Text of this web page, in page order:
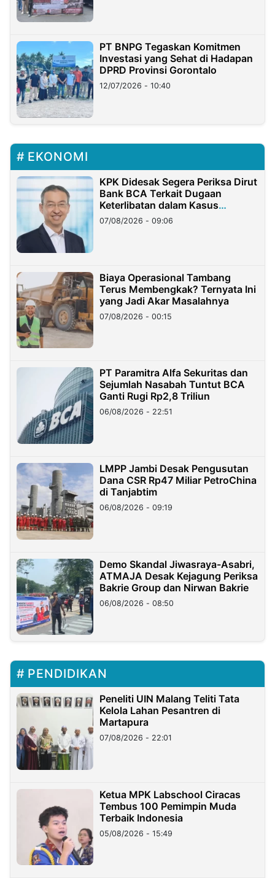
PT BNPG Tegaskan Komitmen
Investasi yang Sehat di Hadapan
DPRD Provinsi Gorontalo
12/07/2026 - 10:40
EKONOMI
KPK Didesak Segera Periksa Dirut
Bank BCA Terkait Dugaan
Keterlibatan dalam Kasus
Hilangnya Dana Nasabah Rp2,58
Miliar
07/08/2026 - 09:06
Biaya Operasional Tambang
Terus Membengkak? Ternyata Ini
yang Jadi Akar Masalahnya
07/08/2026 - 00:15
PT Paramitra Alfa Sekuritas dan
Sejumlah Nasabah Tuntut BCA
Ganti Rugi Rp2,8 Triliun
06/08/2026 - 22:51
LMPP Jambi Desak Pengusutan
Dana CSR Rp47 Miliar PetroChina
di Tanjabtim
06/08/2026 - 09:19
Demo Skandal Jiwasraya-Asabri,
ATMAJA Desak Kejagung Periksa
Bakrie Group dan Nirwan Bakrie
06/08/2026 - 08:50
PENDIDIKAN
Peneliti UIN Malang Teliti Tata
Kelola Lahan Pesantren di
Martapura
07/08/2026 - 22:01
Ketua MPK Labschool Ciracas
Tembus 100 Pemimpin Muda
Terbaik Indonesia
05/08/2026 - 15:49